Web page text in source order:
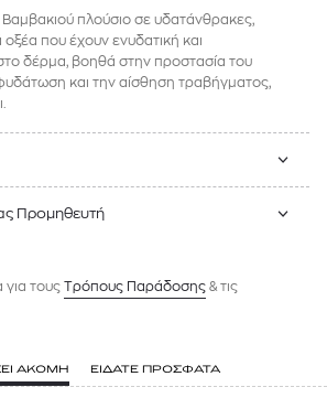
πλούσιο σε υδατάνθρακες,
οξέα που έχουν ενυδατική και
δέρμα, βοηθά στην προστασία του
και την αίσθηση τραβήγματος,
Προμηθευτή
για τους Tρόπους Παράδοσης & τις
ΑΚΟΜΗ ΕΙΔΑΤΕ ΠΡΟΣΦΑΤΑ